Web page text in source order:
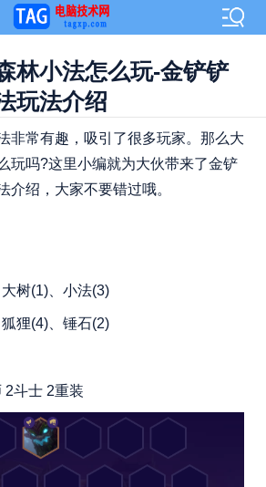
林小法怎么玩-金铲铲
玩法介绍
非常有趣，吸引了很多玩家。那么大
玩吗?这里小编就为大伙带来了金铲
介绍，大家不要错过哦。
树(1)、小法(3)
狸(4)、锤石(2)
2斗士 2重装